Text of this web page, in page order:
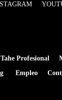
Tahe Profesional
Empleo